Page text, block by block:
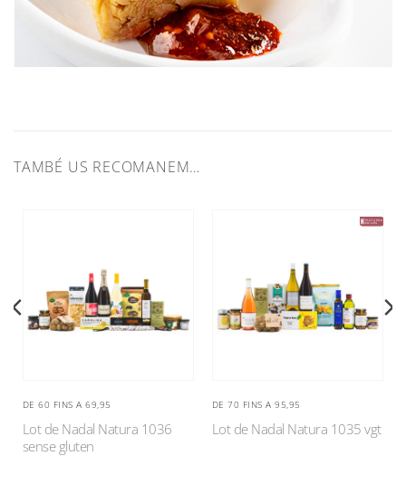
TAMBÉ US RECOMANEM…
DE 60 FINS A 69,95
Lot de Nadal Natura 1036
sense gluten
DE 70 FINS A 95,95
Lot de Nadal Natura 1035 vgt